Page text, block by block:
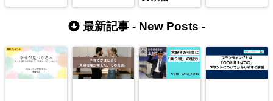
最新記事 - New Posts -